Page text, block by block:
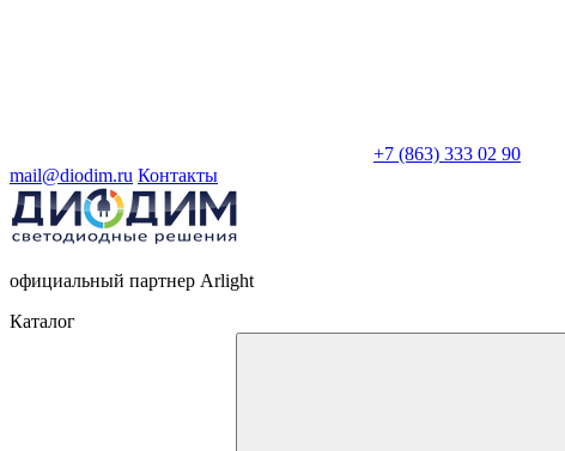
+7 (863) 333 02 90
mail@diodim.ru Контакты
официальный партнер Arlight
Каталог